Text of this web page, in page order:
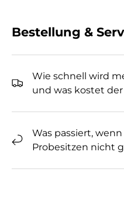
Bestellung &
Wie schnell wird
und was kostet der
Was passiert,
Probesitzen nicht